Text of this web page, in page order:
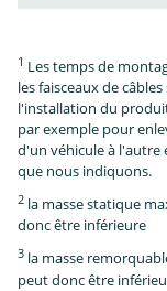
1 Les temps de
les faisceaux de
l'installation du
par exemple pour
d'un véhicule à l'autre
que nous indiquons.
2 la masse statique
donc être inférieure
3 la masse
peut donc être